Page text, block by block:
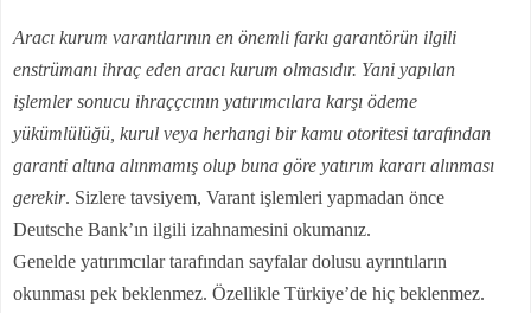
Aracı kurum varantlarının en önemli farkı garantörün ilgili
enstrümanı ihraç eden aracı kurum olmasıdır. Yani yapılan
işlemler sonucu ihraççcının yatırımcılara karşı ödeme
yükümlülüğü, kurul veya herhangi bir kamu otoritesi tarafından
garanti altına alınmamış olup buna göre yatırım kararı alınması
gerekir. Sizlere tavsiyem, Varant işlemleri yapmadan önce
Deutsche Bank’ın ilgili izahnamesini okumanız.
Genelde yatırımcılar tarafından sayfalar dolusu ayrıntıların
okunması pek beklenmez. Özellikle Türkiye’de hiç beklenmez.